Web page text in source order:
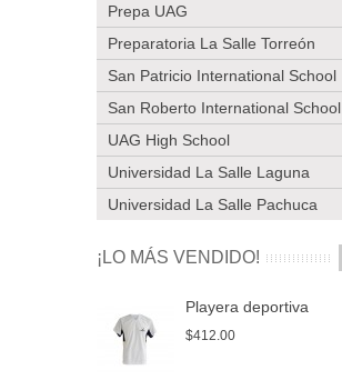
Prepa UAG
Preparatoria La Salle Torreón
San Patricio International School
San Roberto International School
UAG High School
Universidad La Salle Laguna
Universidad La Salle Pachuca
¡LO MÁS VENDIDO!
Playera deportiva
$412.00